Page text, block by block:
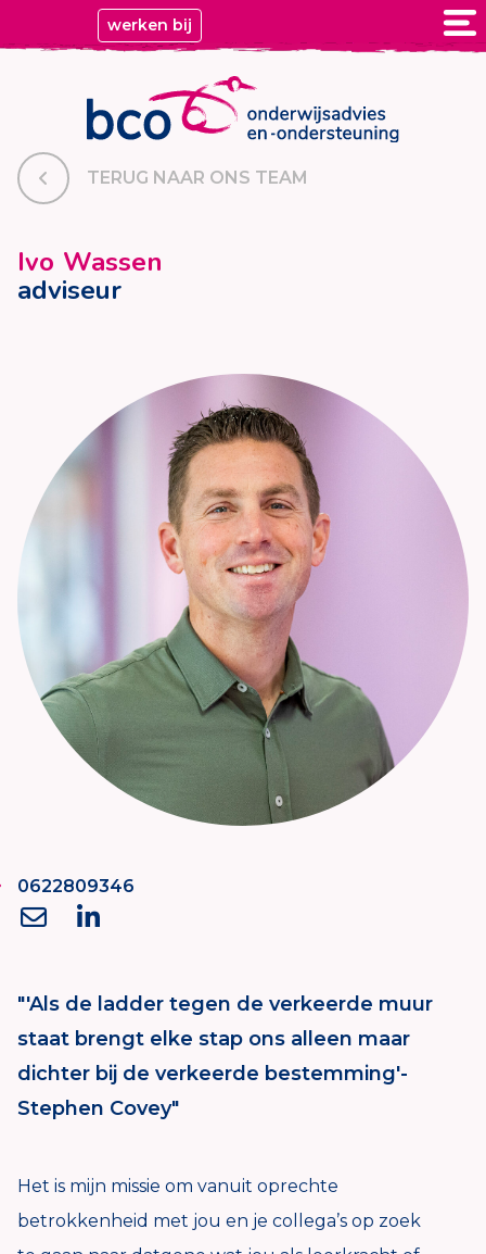
werken bij
TERUG NAAR ONS TEAM
Ivo Wassen
adviseur
0622809346
"'Als de ladder tegen de verkeerde muur
staat brengt elke stap ons alleen maar
dichter bij de verkeerde bestemming'-
Stephen Covey"
Het is mijn missie om vanuit oprechte
betrokkenheid met jou en je collega’s op zoek